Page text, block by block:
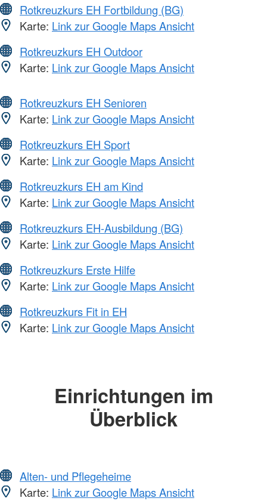
Rotkreuzkurs EH Fortbildung (BG)
Karte: Link zur Google Maps Ansicht
Rotkreuzkurs EH Outdoor
Karte: Link zur Google Maps Ansicht
Rotkreuzkurs EH Senioren
Karte: Link zur Google Maps Ansicht
Rotkreuzkurs EH Sport
Karte: Link zur Google Maps Ansicht
Rotkreuzkurs EH am Kind
Karte: Link zur Google Maps Ansicht
Rotkreuzkurs EH-Ausbildung (BG)
Karte: Link zur Google Maps Ansicht
Rotkreuzkurs Erste Hilfe
Karte: Link zur Google Maps Ansicht
Rotkreuzkurs Fit in EH
Karte: Link zur Google Maps Ansicht
Einrichtungen im
Überblick
Alten- und Pflegeheime
Karte: Link zur Google Maps Ansicht